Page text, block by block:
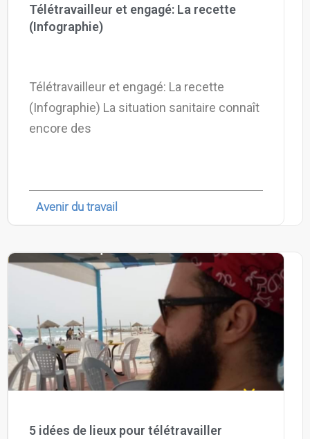
Télétravailleur et engagé: La recette
(Infographie)
Télétravailleur et engagé: La recette
(Infographie) La situation sanitaire connaît
encore des
Avenir du travail
5 idées de lieux pour télétravailler